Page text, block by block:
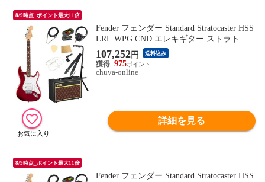
8/9時点_ポイント最大11倍
Fender フェンダー Standard Stratocaster HSS
LRL WPG CND エレキギター ストラトキ
ャスター VOXアンプ付き 入門11点 初心者
セット
107,252円 送料込み
975
chuya-online
詳細を見る
8/9時点_ポイント最大11倍
Fender フェンダー Standard Stratocaster HSS